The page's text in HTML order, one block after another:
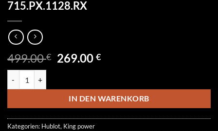
715.PX.1128.RX
499.00€ Ursprünglicher
499.00 €
269.00€Aktueller
269.00 €.
IN DEN WARENKORB
Kategorien: Hublot, King power